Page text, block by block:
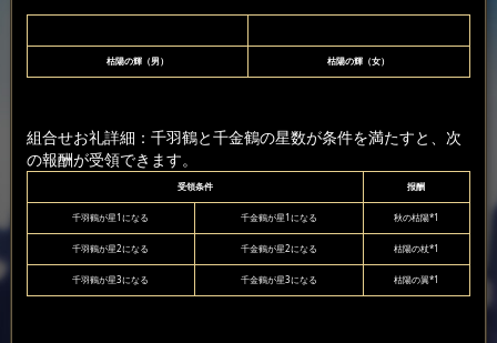
枯陽の輝（男） 枯陽の輝（女）
組合せお礼詳細：千羽鶴と千金鶴の星数が条件を満たすと、次
の報酬が受領できます。
受領条件 报酬
千羽鶴が星1になる 千金鶴が星1になる 秋の枯陽*1
千羽鶴が星2になる 千金鶴が星2になる 枯陽の杖*1
千羽鶴が星3になる 千金鶴が星3になる 枯陽の翼*1